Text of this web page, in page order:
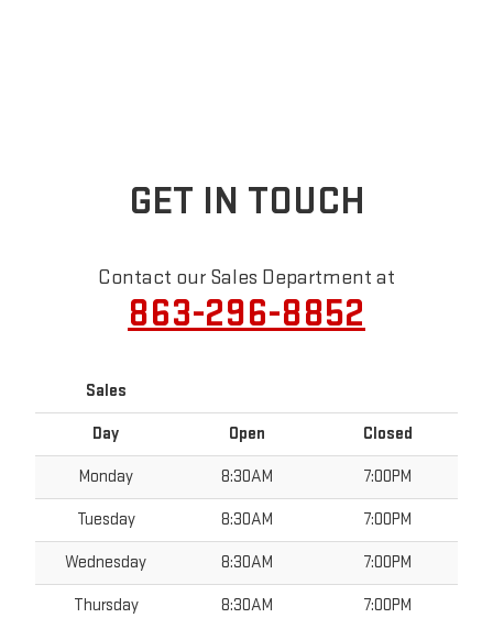
GET IN TOUCH
Contact our Sales Department at
863-296-8852
Sales
Day Open Closed
Monday 8:30AM 7:00PM
Tuesday 8:30AM 7:00PM
Wednesday 8:30AM 7:00PM
Thursday 8:30AM 7:00PM